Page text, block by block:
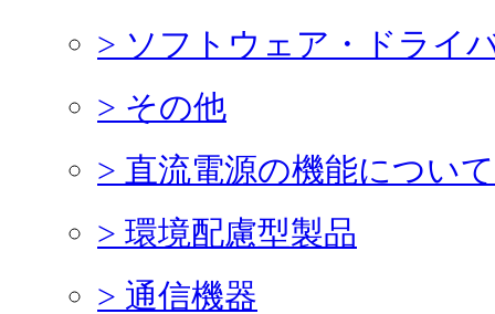
> ソフトウェア・ドライ
> その他
> 直流電源の機能について
> 環境配慮型製品
> 通信機器